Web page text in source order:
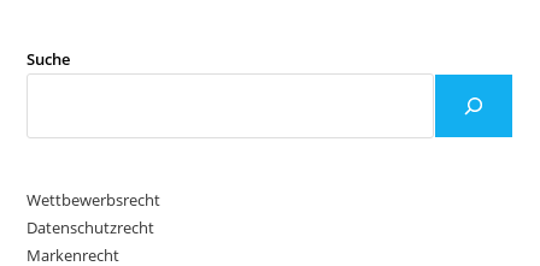
Suche
Wettbewerbsrecht
Datenschutzrecht
Markenrecht